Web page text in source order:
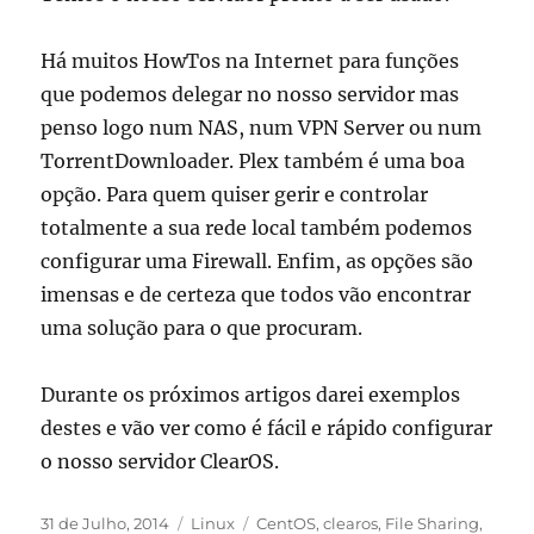
Há muitos HowTos na Internet para funções
que podemos delegar no nosso servidor mas
penso logo num NAS, num VPN Server ou num
TorrentDownloader. Plex também é uma boa
opção. Para quem quiser gerir e controlar
totalmente a sua rede local também podemos
configurar uma Firewall. Enfim, as opções são
imensas e de certeza que todos vão encontrar
uma solução para o que procuram.
Durante os próximos artigos darei exemplos
destes e vão ver como é fácil e rápido configurar
o nosso servidor ClearOS.
Publicado
31 de Julho, 2014 Categorias
Linux Etiquetas
CentOS,clearos, File Sharing,